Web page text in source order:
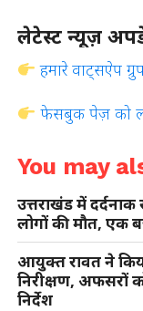
लेटेस्ट न्यूज़
हमारे वाट्सऐप
फेसबुक पेज़ को
You may
उत्तराखंड में
लोगों की मौत, एक
आयुक्त रावत ने
निरीक्षण, अफसरों
निर्देश